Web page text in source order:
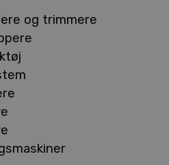
og trimmere